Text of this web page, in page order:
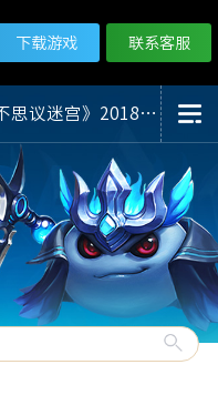
下载游戏 联系客服
议迷宫》20180308-正式服更新维护公告